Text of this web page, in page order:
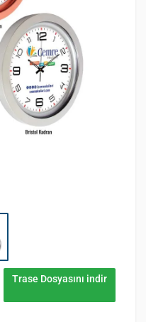
Trase Dosyasını indir